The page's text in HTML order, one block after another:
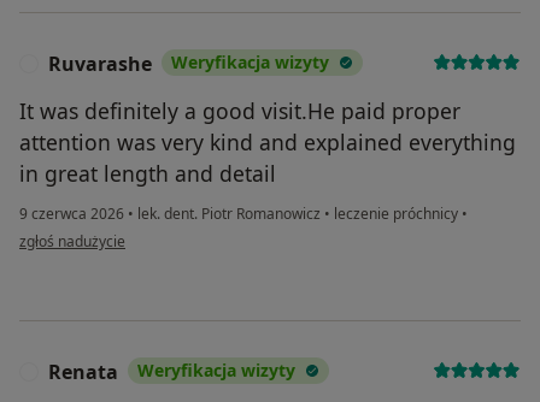
Ruvarashe Weryfikacja wizyty
It was definitely a good visit.He paid proper
attention was very kind and explained everything
in great length and detail
9 czerwca 2026 • lek. dent. Piotr Romanowicz • leczenie próchnicy •
w opinii użytkownika Ruvarashe
zgłoś nadużycie
Renata Weryfikacja wizyty